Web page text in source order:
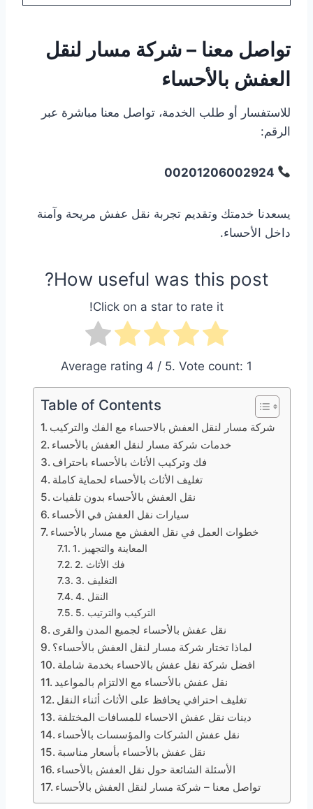
تواصل معنا – شركة مسار لنقل
العفش بالأحساء
للاستفسار أو طلب الخدمة، تواصل معنا مباشرة عبر
الرقم:
يسعدنا خدمتك وتقديم تجربة نقل عفش مريحة وآمنة
داخل الأحساء.
How useful was this post?
Click on a star to rate it!
Average rating 4 / 5. Vote count: 1
Table of Contents
شركة مسار لنقل العفش بالاحساء مع الفك والتركيب
خدمات شركة مسار لنقل العفش بالأحساء
فك وتركيب الأثاث بالأحساء باحتراف
تغليف الأثاث بالأحساء لحماية كاملة
نقل العفش بالأحساء بدون تلفيات
سيارات نقل العفش في الأحساء
خطوات العمل في نقل العفش مع مسار بالأحساء
1. المعاينة والتجهيز
2. فك الأثاث
3. التغليف
4. النقل
5. التركيب والترتيب
نقل عفش بالأحساء لجميع المدن والقرى
لماذا تختار شركة مسار لنقل العفش بالأحساء؟
افضل شركة نقل عفش بالاحساء بخدمة شاملة
نقل عفش بالأحساء مع الالتزام بالمواعيد
تغليف احترافي يحافظ على الأثاث أثناء النقل
دينات نقل عفش الاحساء للمسافات المختلفة
نقل عفش الشركات والمؤسسات بالأحساء
نقل عفش بالأحساء بأسعار مناسبة
الأسئلة الشائعة حول نقل العفش بالأحساء
تواصل معنا – شركة مسار لنقل العفش بالأحساء